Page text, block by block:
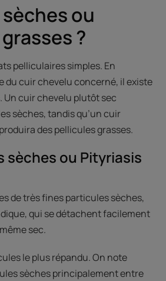
ou
?
pelliculaires simples. En
du cuir chevelu concerné, il existe
Un cuir chevelu plutôt sec
sèches, tandis qu’un cuir
des pellicules grasses.
sèches ou Pityriasis
de très fines particules sèches,
qui se détachent facilement
sec.
le plus répandu. On note
sèches principalement entre